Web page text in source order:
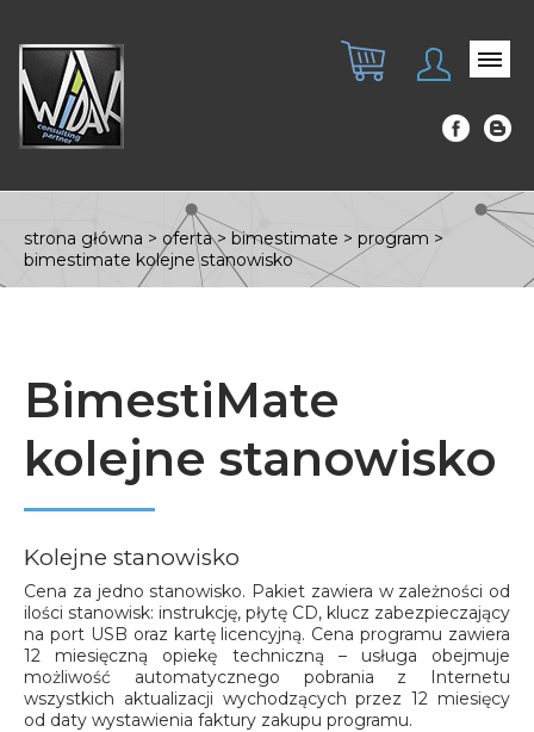
strona główna > oferta> bimestimate > program >
bimestimate kolejne stanowisko
BimestiMate
kolejne stanowisko
Kolejne stanowisko
Cena za jedno stanowisko. Pakiet zawiera w zależności od
ilości stanowisk: instrukcję, płytę CD, klucz zabezpieczający
na port USB oraz kartę licencyjną. Cena programu zawiera
12 miesięczną opiekę techniczną – usługa obejmuje
możliwość automatycznego pobrania z Internetu
wszystkich aktualizacji wychodzących przez 12 miesięcy
od daty wystawienia faktury zakupu programu.